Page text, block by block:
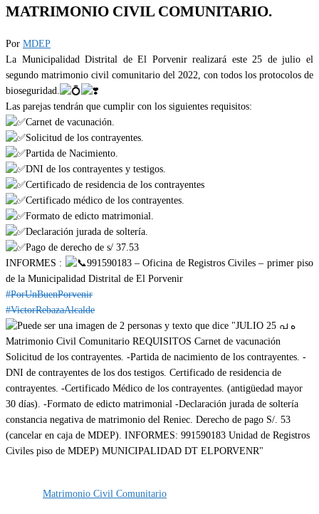
MATRIMONIO CIVIL COMUNITARIO.
Por MDEP
La Municipalidad Distrital de El Porvenir realizará este 25 de julio el
segundo matrimonio civil comunitario del 2022, con todos los protocolos de
bioseguridad.
Las parejas tendrán que cumplir con los siguientes requisitos:
Carnet de vacunación.
Solicitud de los contrayentes.
Partida de Nacimiento.
DNI de los contrayentes y testigos.
Certificado de residencia de los contrayentes
Certificado médico de los contrayentes.
Formato de edicto matrimonial.
Declaración jurada de soltería.
Pago de derecho de s/ 37.53
INFORMES :
991590183 – Oficina de Registros Civiles – primer piso
de la Municipalidad Distrital de El Porvenir
#PorUnBuenPorvenir
#VictorRebazaAlcalde
Matrimonio Civil Comunitario